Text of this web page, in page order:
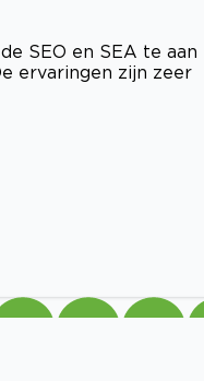
SEO en SEA te aan
ervaringen zijn zeer